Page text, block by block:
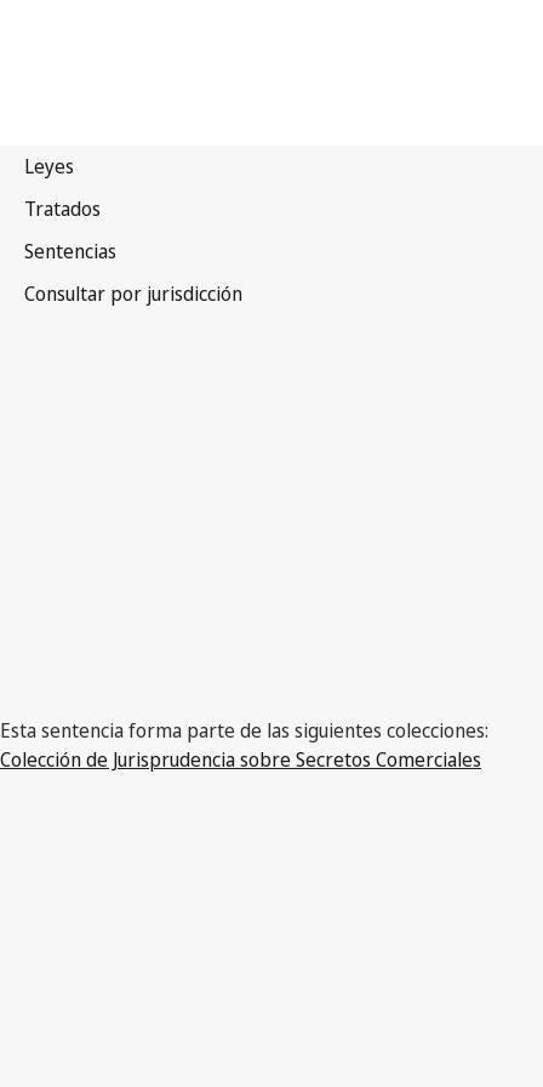
Esta sentencia forma parte de las siguientes colecciones:
Colección de Jurisprudencia sobre Secretos Comerciales